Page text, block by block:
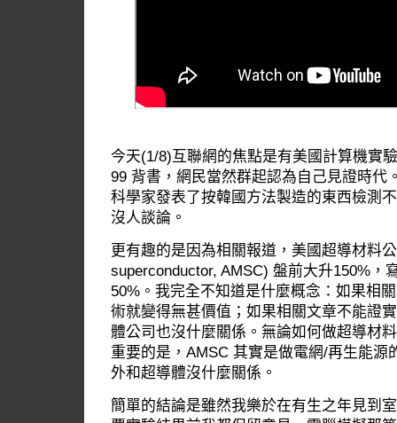
今天(1/8)互聯網的焦點是有美國計算機實
99 背書，網民當然群起認為自己見證時代
科學家發表了按韓國方法製造的東西檢測
沒人談論。
更有趣的是因為相關報道，美國超導材料
superconductor, AMSC) 盤前大升150%，
50%。我完全不知道是什麼概念：如果相
術就變得無甚價值；如果相關文章不能證
體公司也沒什麼關係。無論如何做超導材
重要的是，AMSC 其實是做電網/再生能源
外和超導體沒什麼關係。
簡單的結論是雖然我樂於在有生之年見到